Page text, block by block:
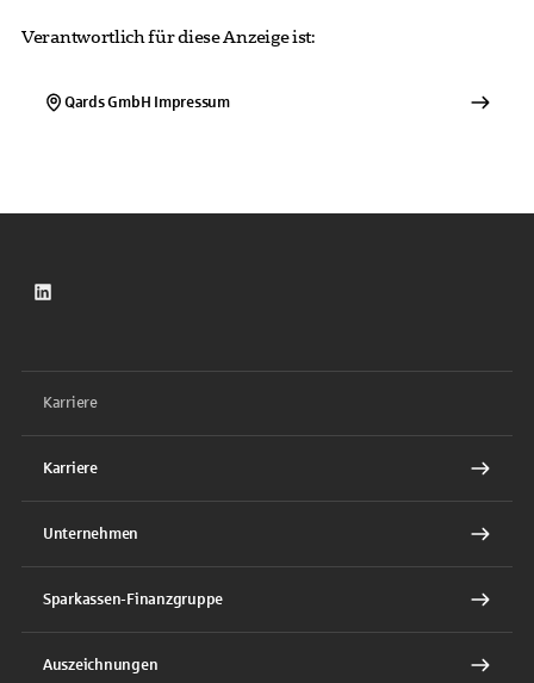
Verantwortlich für diese Anzeige ist:
Qards GmbH Impressum
LinkedIn
Karriere
Karriere
Unternehmen
Sparkassen-Finanzgruppe
Auszeichnungen